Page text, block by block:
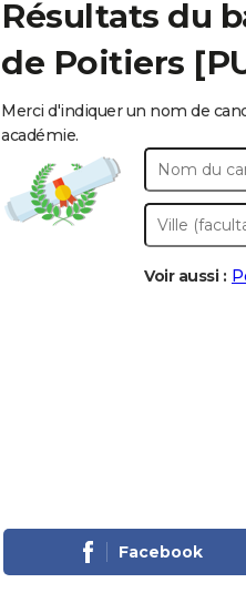
Résultats du
de Poitiers
Merci d'indiquer un nom de
académie.
Voir aussi :
Facebook